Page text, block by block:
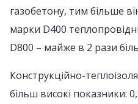
газобетону, тим більше
марки D400
D800 – майже в 2 рази
Конструкційно-
більш високі показники: